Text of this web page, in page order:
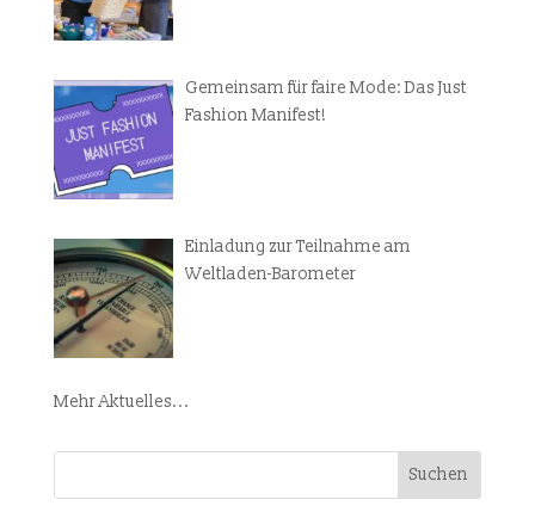
Gemeinsam für faire Mode: Das Just
Fashion Manifest!
Einladung zur Teilnahme am
Weltladen-Barometer
Mehr Aktuelles...